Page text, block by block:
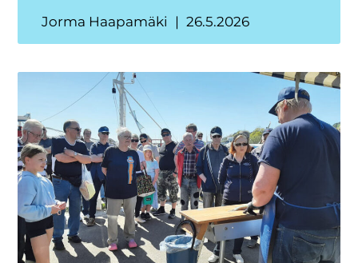
Jorma Haapamäki 26.5.2026